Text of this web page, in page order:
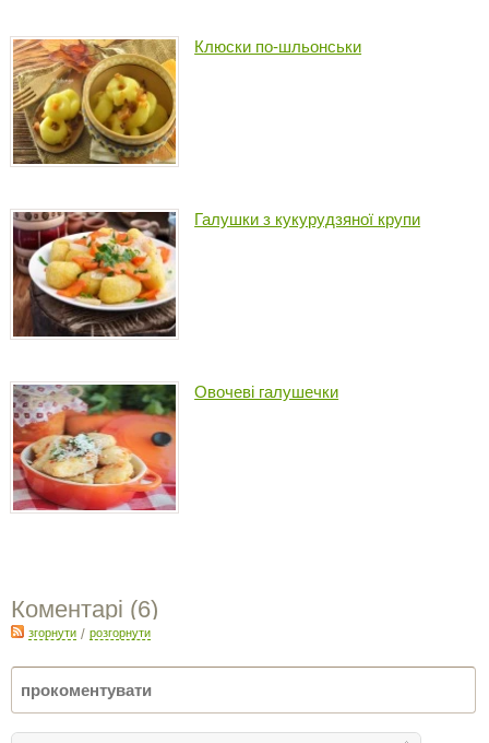
Клюски по-шльонськи
Галушки з кукурудзяної крупи
Овочеві галушечки
Коментарі (6)
згорнути / розгорнути